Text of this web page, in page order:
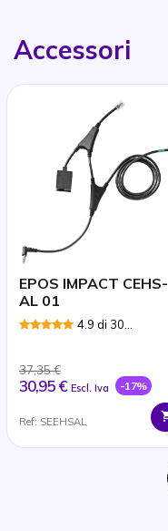
Accessori
EPOS IMPACT CEHS-
AL 01
4.9 di 30
37,35 €
30,95 € Escl. Iva -17%
Ref: SEEHSAL